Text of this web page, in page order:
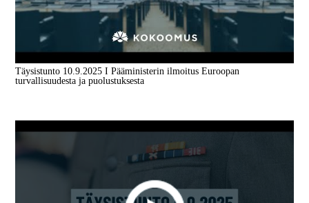
Täysistunto 10.9.2025 I Pääministerin ilmoitus Euroopan
turvallisuudesta ja puolustuksesta